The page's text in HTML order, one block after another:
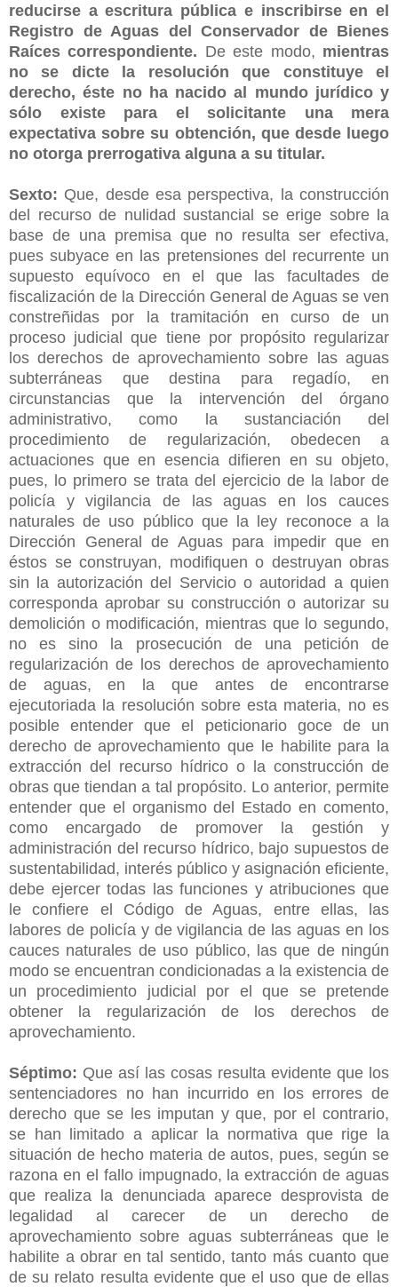
reducirse a escritura pública e inscribirse en el
Registro de Aguas del Conservador de Bienes
Raíces correspondiente. De este modo, mientras
no se dicte la resolución que constituye el
derecho, éste no ha nacido al mundo jurídico y
sólo existe para el solicitante una mera
expectativa sobre su obtención, que desde luego
no otorga prerrogativa alguna a su titular.
Sexto: Que, desde esa perspectiva, la construcción
del recurso de nulidad sustancial se erige sobre la
base de una premisa que no resulta ser efectiva,
pues subyace en las pretensiones del recurrente un
supuesto equívoco en el que las facultades de
fiscalización de la Dirección General de Aguas se ven
constreñidas por la tramitación en curso de un
proceso judicial que tiene por propósito regularizar
los derechos de aprovechamiento sobre las aguas
subterráneas que destina para regadío, en
circunstancias que la intervención del órgano
administrativo, como la sustanciación del
procedimiento de regularización, obedecen a
actuaciones que en esencia difieren en su objeto,
pues, lo primero se trata del ejercicio de la labor de
policía y vigilancia de las aguas en los cauces
naturales de uso público que la ley reconoce a la
Dirección General de Aguas para impedir que en
éstos se construyan, modifiquen o destruyan obras
sin la autorización del Servicio o autoridad a quien
corresponda aprobar su construcción o autorizar su
demolición o modificación, mientras que lo segundo,
no es sino la prosecución de una petición de
regularización de los derechos de aprovechamiento
de aguas, en la que antes de encontrarse
ejecutoriada la resolución sobre esta materia, no es
posible entender que el peticionario goce de un
derecho de aprovechamiento que le habilite para la
extracción del recurso hídrico o la construcción de
obras que tiendan a tal propósito. Lo anterior, permite
entender que el organismo del Estado en comento,
como encargado de promover la gestión y
administración del recurso hídrico, bajo supuestos de
sustentabilidad, interés público y asignación eficiente,
debe ejercer todas las funciones y atribuciones que
le confiere el Código de Aguas, entre ellas, las
labores de policía y de vigilancia de las aguas en los
cauces naturales de uso público, las que de ningún
modo se encuentran condicionadas a la existencia de
un procedimiento judicial por el que se pretende
obtener la regularización de los derechos de
aprovechamiento.
Séptimo: Que así las cosas resulta evidente que los
sentenciadores no han incurrido en los errores de
derecho que se les imputan y que, por el contrario,
se han limitado a aplicar la normativa que rige la
situación de hecho materia de autos, pues, según se
razona en el fallo impugnado, la extracción de aguas
que realiza la denunciada aparece desprovista de
legalidad al carecer de un derecho de
aprovechamiento sobre aguas subterráneas que le
habilite a obrar en tal sentido, tanto más cuanto que
de su relato resulta evidente que el uso que de ellas